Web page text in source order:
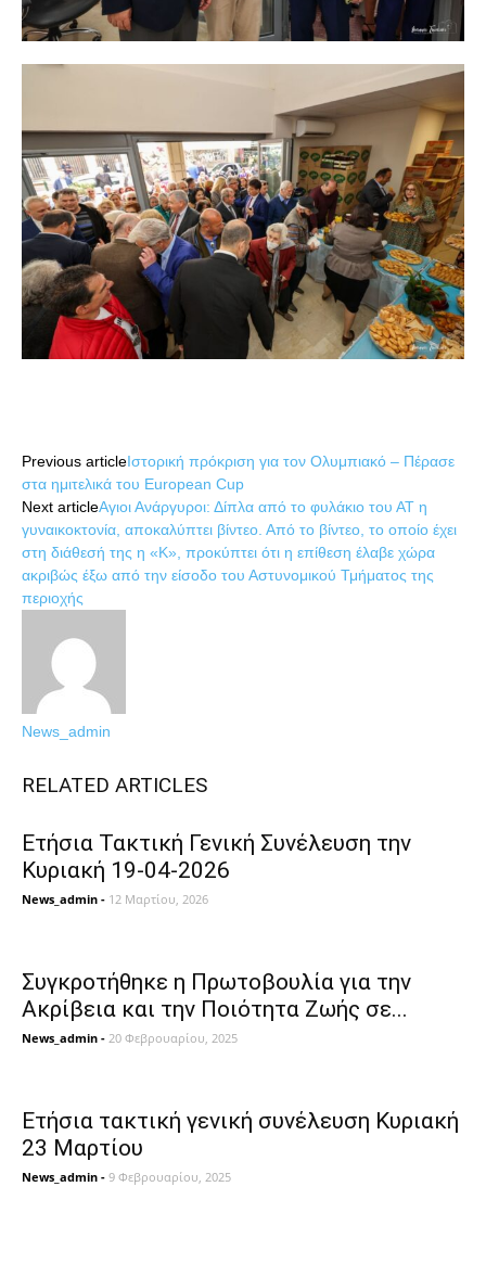
Previous articleΙστορική πρόκριση για τον Ολυμπιακό – Πέρασε
στα ημιτελικά του European Cup
Next articleΑγιοι Ανάργυροι: Δίπλα από το φυλάκιο του ΑΤ η
γυναικοκτονία, αποκαλύπτει βίντεο. Από το βίντεο, το οποίο έχει
στη διάθεσή της η «Κ», προκύπτει ότι η επίθεση έλαβε χώρα
ακριβώς έξω από την είσοδο του Αστυνομικού Τμήματος της
περιοχής
News_admin
RELATED ARTICLES
Ετήσια Τακτική Γενική Συνέλευση την
Κυριακή 19-04-2026
News_admin - 12 Μαρτίου, 2026
Συγκροτήθηκε η Πρωτοβουλία για την
Ακρίβεια και την Ποιότητα Ζωής σε...
News_admin - 20 Φεβρουαρίου, 2025
Ετήσια τακτική γενική συνέλευση Κυριακή
23 Μαρτίου
News_admin - 9 Φεβρουαρίου, 2025